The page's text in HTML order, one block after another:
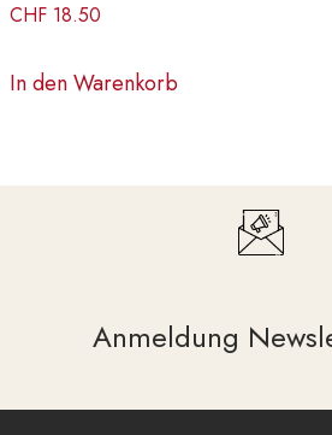
CHF 18.50
In den Warenkorb
Anmeldung